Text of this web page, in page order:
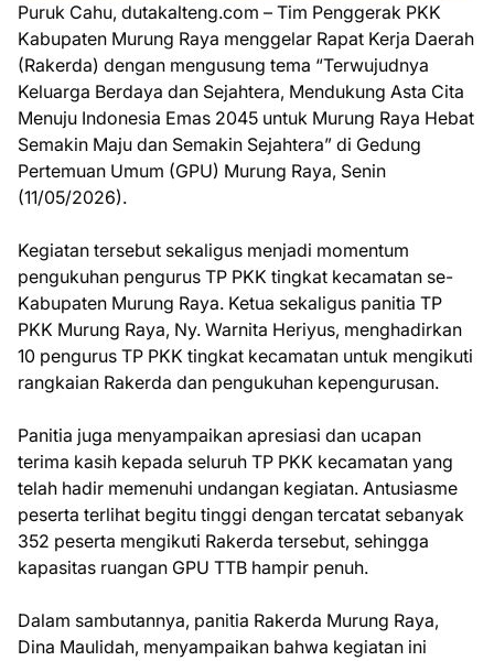
Puruk Cahu, dutakalteng.com – Tim Penggerak PKK
Kabupaten Murung Raya menggelar Rapat Kerja Daerah
(Rakerda) dengan mengusung tema “Terwujudnya
Keluarga Berdaya dan Sejahtera, Mendukung Asta Cita
Menuju Indonesia Emas 2045 untuk Murung Raya Hebat
Semakin Maju dan Semakin Sejahtera” di Gedung
Pertemuan Umum (GPU) Murung Raya, Senin
(11/05/2026).
Kegiatan tersebut sekaligus menjadi momentum
pengukuhan pengurus TP PKK tingkat kecamatan se-
Kabupaten Murung Raya. Ketua sekaligus panitia TP
PKK Murung Raya, Ny. Warnita Heriyus, menghadirkan
10 pengurus TP PKK tingkat kecamatan untuk mengikuti
rangkaian Rakerda dan pengukuhan kepengurusan.
Panitia juga menyampaikan apresiasi dan ucapan
terima kasih kepada seluruh TP PKK kecamatan yang
telah hadir memenuhi undangan kegiatan. Antusiasme
peserta terlihat begitu tinggi dengan tercatat sebanyak
352 peserta mengikuti Rakerda tersebut, sehingga
kapasitas ruangan GPU TTB hampir penuh.
Dalam sambutannya, panitia Rakerda Murung Raya,
Dina Maulidah, menyampaikan bahwa kegiatan ini